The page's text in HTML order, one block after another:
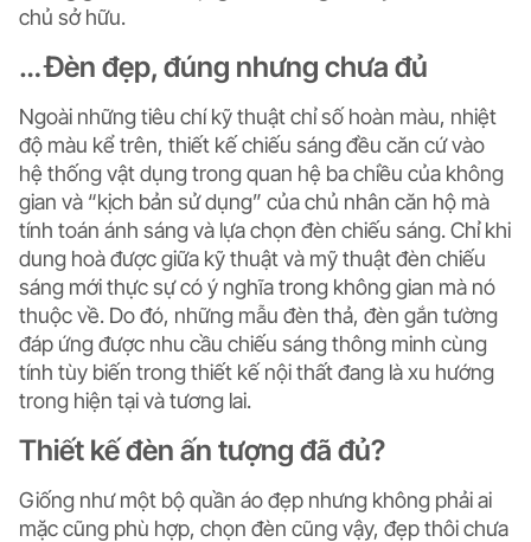
chủ sở hữu.
… Đèn đẹp, đúng nhưng chưa đủ
Ngoài những tiêu chí kỹ thuật chỉ số hoàn màu, nhiệt
độ màu kể trên, thiết kế chiếu sáng đều căn cứ vào
hệ thống vật dụng trong quan hệ ba chiều của không
gian và “kịch bản sử dụng” của chủ nhân căn hộ mà
tính toán ánh sáng và lựa chọn đèn chiếu sáng. Chỉ khi
dung hoà được giữa kỹ thuật và mỹ thuật đèn chiếu
sáng mới thực sự có ý nghĩa trong không gian mà nó
thuộc về. Do đó, những mẫu đèn thả, đèn gắn tường
đáp ứng được nhu cầu chiếu sáng thông minh cùng
tính tùy biến trong thiết kế nội thất đang là xu hướng
trong hiện tại và tương lai.
Thiết kế đèn ấn tượng đã đủ?
Giống như một bộ quần áo đẹp nhưng không phải ai
mặc cũng phù hợp, chọn đèn cũng vậy, đẹp thôi chưa